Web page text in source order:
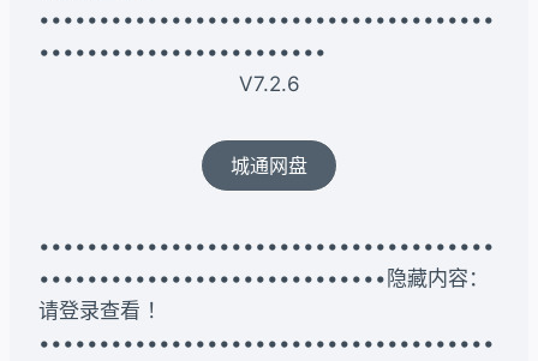
••••••••••••••••••••••••••••••••••••••
••••••••••••••••••••••••
V7.2.6
城通网盘
••••••••••••••••••••••••••••••••••••••
•••••••••••••••••••••••••••••隐藏内容：
请登录查看 ！
••••••••••••••••••••••••••••••••••••••